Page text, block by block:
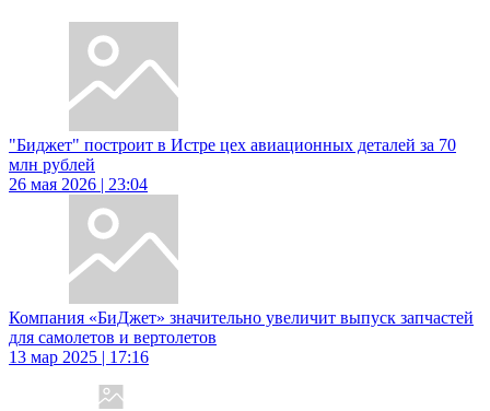
"Биджет" построит в Истре цех авиационных деталей за 70
млн рублей
26 мая 2026 | 23:04
Компания «БиДжет» значительно увеличит выпуск запчастей
для самолетов и вертолетов
13 мар 2025 | 17:16